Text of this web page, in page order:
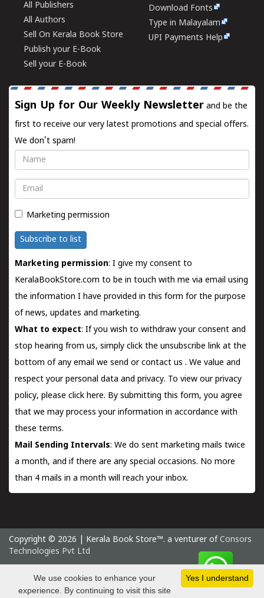
All Publishers
All Authors
Sell On Kerala Book Store
Publish your E-Book
Sell your E-Book
Download Fonts
Type in Malayalam
UPI Payments Help
Sign Up for Our Weekly Newsletter and be the
first to receive our very latest promotions and special offers.
We don't spam!
Name
Email
Marketing permission
Subscribe to list
Marketing permission: I give my consent to
KeralaBookStore.com to be in touch with me via email using
the information I have provided in this form for the purpose
of news, updates and marketing.
What to expect: If you wish to withdraw your consent and
stop hearing from us, simply click the unsubscribe link at the
bottom of any email we send orcontact us . We value and
respect your personal data and privacy. To view our privacy
policy, please click here. By submitting this form, you agree
that we may process your information in accordance with
these terms.
Mail Sending Intervals: We do sent marketing mails twice
a month, and if there are any special occasions. No more
than 4 mails in a month will reach your inbox.
Copyright © 2026 | Kerala Book Store™. a venturer of Consors
Technologies Pvt Ltd
Saturday 8 August, 2026 IST
Yes I understand
We use cookies to enhance your
experience. By continuing to visit this site